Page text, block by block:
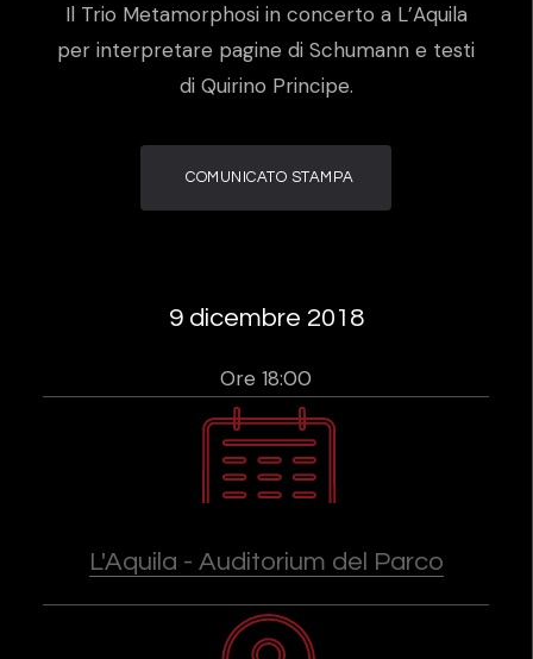
Il Trio Metamorphosi in concerto a L’Aquila
per interpretare pagine di Schumann e testi
di Quirino Principe.
COMUNICATO STAMPA
9 dicembre 2018
Ore 18:00
L'Aquila - Auditorium del Parco